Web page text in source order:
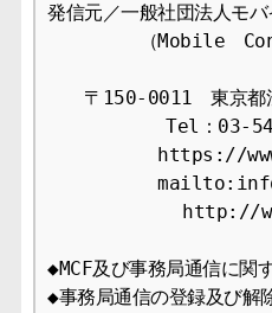
発信元／一般社団法人モ
（Mobile　
〒150-0011　東京都
Tel：03-5468-
https://
◆MCF及び事務局通信に関
◆事務局通信の登録及び解